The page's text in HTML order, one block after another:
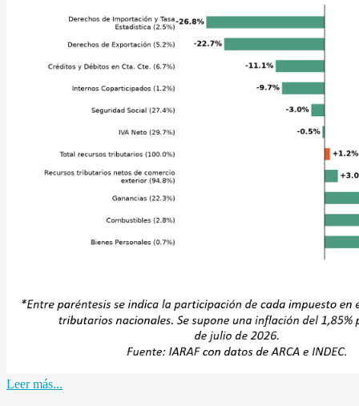
Leer más...